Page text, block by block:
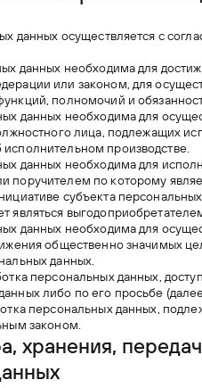
данных осуществляется с
данных необходима для
или законом, для
полномочий и
данных необходима для
лица, подлежащих
производстве.
данных необходима для
поручителем по которому
субъекта
являться
данных необходима для
общественно значимых
данных.
персональных данных,
либо по его просьбе
персональных данных,
законом.
хранения,